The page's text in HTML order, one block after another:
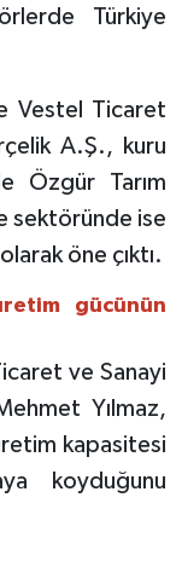
Türkiye
Vestel Ticaret
A.Ş., kuru
Özgür Tarım
sektöründe ise
öne çıktı.
gücünün
ve Sanayi
Yılmaz,
kapasitesi
koyduğunu